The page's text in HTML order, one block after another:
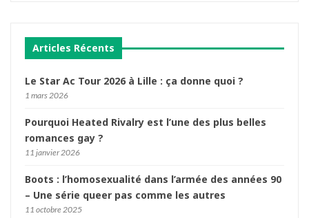
Articles Récents
Le Star Ac Tour 2026 à Lille : ça donne quoi ?
1 mars 2026
Pourquoi Heated Rivalry est l’une des plus belles
romances gay ?
11 janvier 2026
Boots : l’homosexualité dans l’armée des années 90
– Une série queer pas comme les autres
11 octobre 2025